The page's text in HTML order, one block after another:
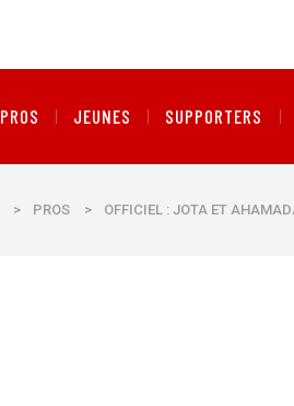
PROS JEUNES SUPPORTERS
> PROS > OFFICIEL : JOTA ET